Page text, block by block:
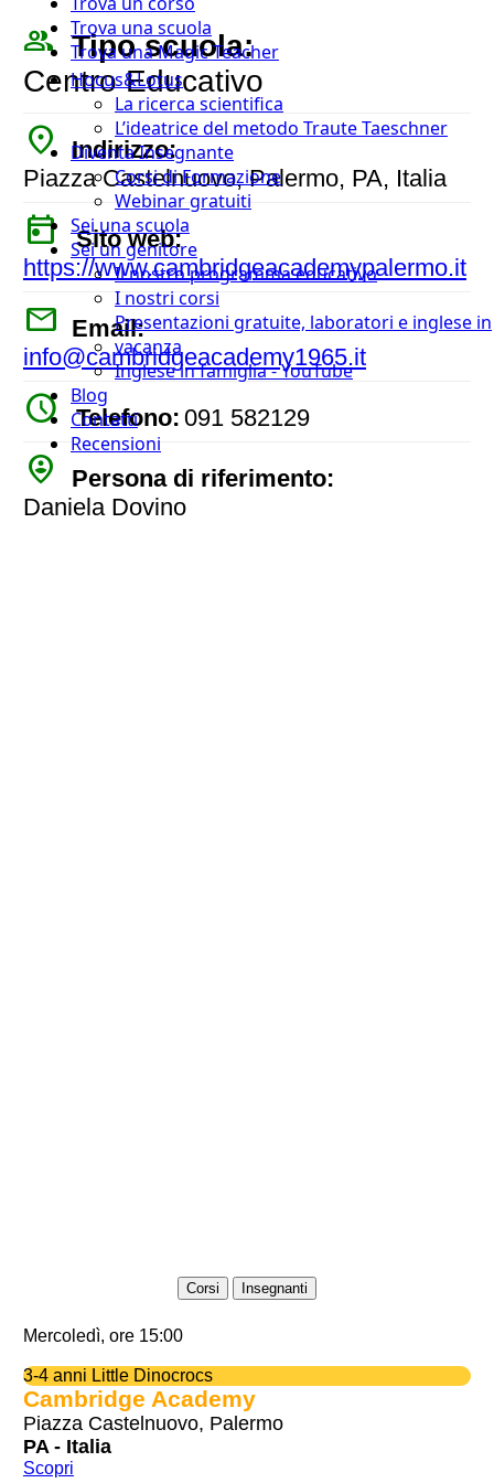
Trova una scuola
Trova una Magic Teacher
Hocus&Lotus
La ricerca scientifica
L’ideatrice del metodo Traute Taeschner
Diventa Insegnante
Corsi di Formazione
Webinar gratuiti
Sei una scuola
Sei un genitore
Il nostro programma educativo
I nostri corsi
Presentazioni gratuite, laboratori e inglese in
vacanza
Inglese in famiglia - YouTube
Blog
Contatti
Recensioni
people_outline Tipo scuola:
Centro Educativo
place Indirizzo:
Piazza Castelnuovo, Palermo, PA, Italia
today
Sito web:
https://www.cambridgeacademypalermo.it
mail Email:
info@cambridgeacademy1965.it
watch_later Telefono: 091 582129
person_pin_circle
Persona di riferimento:
Daniela Dovino
Corsi Insegnanti
Mercoledì, ore 15:00
3-4 anni Little Dinocrocs
Cambridge Academy
Piazza Castelnuovo, Palermo
PA - Italia
Scopri